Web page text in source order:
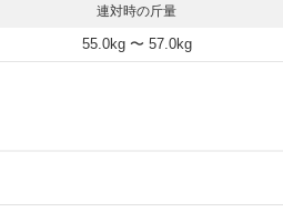
連対時の斤量
55.0kg 〜 57.0kg